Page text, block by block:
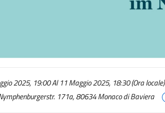
2025, 19:00 Al 11 Maggio 2025, 18:30 (Ora locale)
171a, 80634 Monaco di Baviera